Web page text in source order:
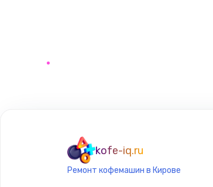
kofe-iq.ru
Ремонт кофемашин в Кирове